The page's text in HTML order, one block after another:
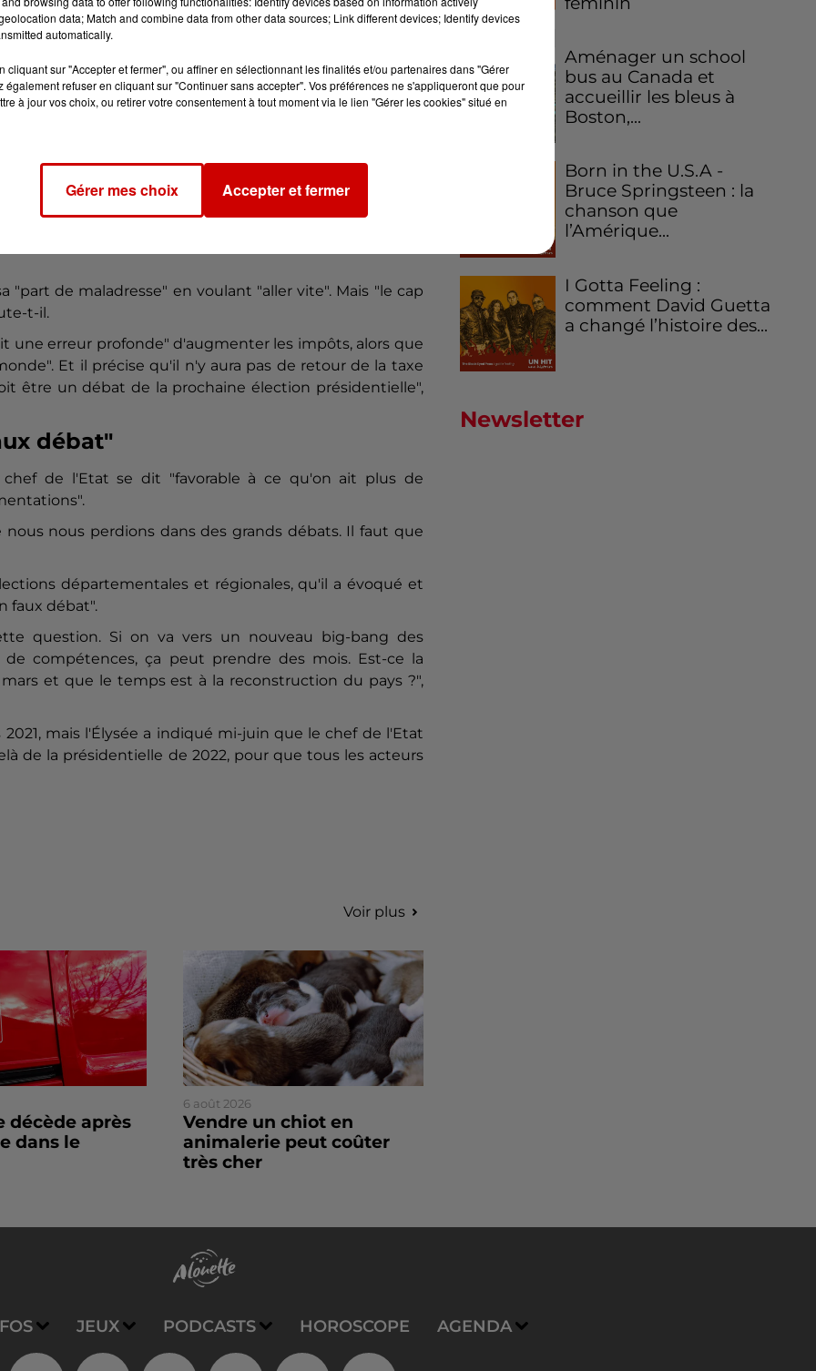
réforme des retraites, mais "transformée", et souhaite la
dès cet été.
un paramètre jusqu'ici écarté. "Cette réforme
sortie de crise, mais la question du nombre d'années
il, estimant que la France ne peut rester "un des pays
à Edouard Philippe, il répond être "ouvert à ce que (la
"part de maladresse" en voulant "aller vite". Mais "le cap
t-il.
une erreur profonde" d'augmenter les impôts, alors que
Et il précise qu'il n'y aura pas de retour de la taxe
être un débat de la prochaine élection présidentielle",
débat"
de l'Etat se dit "favorable à ce qu'on ait plus de
nous perdions dans des grands débats. Il faut que
départementales et régionales, qu'il a évoqué et
faux débat".
question. Si on va vers un nouveau big-bang des
compétences, ça peut prendre des mois. Est-ce la
et que le temps est à la reconstruction du pays ?",
mais l'Élysée a indiqué mi-juin que le chef de l'Etat
de la présidentielle de 2022, pour que tous les acteurs
Aménager un school
bus au Canada et
accueillir les bleus à
Boston,...
Born in the U.S.A -
Bruce Springsteen : la
chanson que
l’Amérique...
I Gotta Feeling :
comment David Guetta
a changé l’histoire des...
Newsletter
Voir plus
décède après
dans le
6 août 2026
Vendre un chiot en
animalerie peut coûter
très cher
JEUX PODCASTS HOROSCOPE AGENDA
data; Match and combine data from other data sources; Link different devices; Identify devices
automatically.
cliquant sur "Accepter et fermer", ou affiner en sélectionnant les finalités et/ou partenaires dans "Gérer
également refuser en cliquant sur "Continuer sans accepter". Vos préférences ne s'appliqueront que pour
à jour vos choix, ou retirer votre consentement à tout moment via le lien "Gérer les cookies" situé en
Gérer mes choix Accepter et fermer